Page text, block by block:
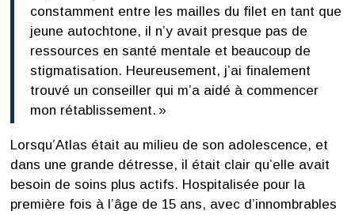
constamment entre les mailles du filet en tant que
jeune autochtone, il n’y avait presque pas de
ressources en santé mentale et beaucoup de
stigmatisation. Heureusement, j’ai finalement
trouvé un conseiller qui m’a aidé à commencer
mon rétablissement. »
Lorsqu’Atlas était au milieu de son adolescence, et
dans une grande détresse, il était clair qu’elle avait
besoin de soins plus actifs. Hospitalisée pour la
première fois à l’âge de 15 ans, avec d’innombrables